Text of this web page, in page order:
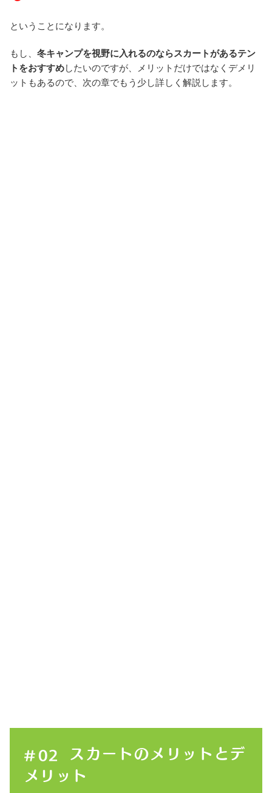
ということになります。
もし、 冬キャンプを視野に入れるのならスカートがあるテン
トをおすすめしたいのですが、メリットだけではなくデメリ
ットもあるので、次の章でもう少し詳しく解説します。
スカートのメリットとデ
メリット